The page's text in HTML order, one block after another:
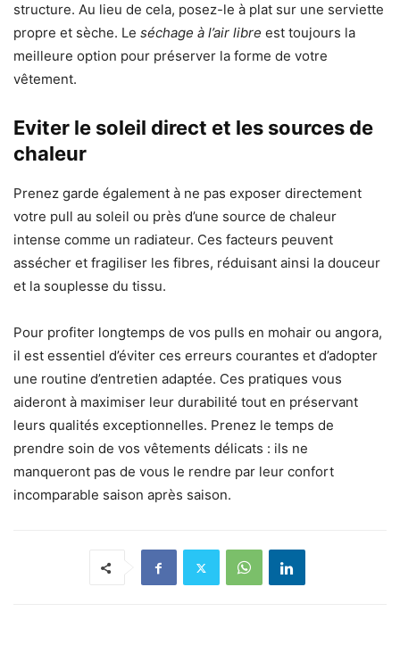
structure. Au lieu de cela, posez-le à plat sur une serviette
propre et sèche. Le séchage à l’air libre est toujours la
meilleure option pour préserver la forme de votre
vêtement.
Eviter le soleil direct et les sources de
chaleur
Prenez garde également à ne pas exposer directement
votre pull au soleil ou près d’une source de chaleur
intense comme un radiateur. Ces facteurs peuvent
assécher et fragiliser les fibres, réduisant ainsi la douceur
et la souplesse du tissu.
Pour profiter longtemps de vos pulls en mohair ou angora,
il est essentiel d’éviter ces erreurs courantes et d’adopter
une routine d’entretien adaptée. Ces pratiques vous
aideront à maximiser leur durabilité tout en préservant
leurs qualités exceptionnelles. Prenez le temps de
prendre soin de vos vêtements délicats : ils ne
manqueront pas de vous le rendre par leur confort
incomparable saison après saison.